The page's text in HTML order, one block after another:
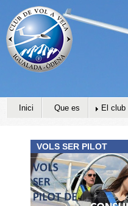
Inici Que es El club
VOLS SER PILOT